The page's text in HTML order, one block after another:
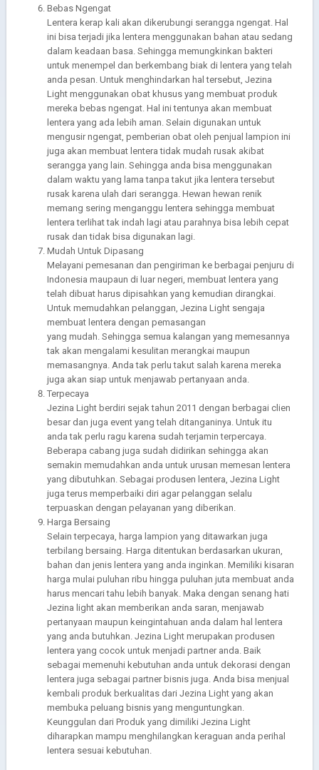
Bebas Ngengat
Lentera kerap kali akan dikerubungi serangga ngengat. Hal
ini bisa terjadi jika lentera menggunakan bahan atau sedang
dalam keadaan basa. Sehingga memungkinkan bakteri
untuk menempel dan berkembang biak di lentera yang telah
anda pesan. Untuk menghindarkan hal tersebut, Jezina
Light menggunakan obat khusus yang membuat produk
mereka bebas ngengat. Hal ini tentunya akan membuat
lentera yang ada lebih aman. Selain digunakan untuk
mengusir ngengat, pemberian obat oleh penjual lampion ini
juga akan membuat lentera tidak mudah rusak akibat
serangga yang lain. Sehingga anda bisa menggunakan
dalam waktu yang lama tanpa takut jika lentera tersebut
rusak karena ulah dari serangga. Hewan hewan renik
memang sering menganggu lentera sehingga membuat
lentera terlihat tak indah lagi atau parahnya bisa lebih cepat
rusak dan tidak bisa digunakan lagi.
Mudah Untuk Dipasang
Melayani pemesanan dan pengiriman ke berbagai penjuru di
Indonesia maupaun di luar negeri, membuat lentera yang
telah dibuat harus dipisahkan yang kemudian dirangkai.
Untuk memudahkan pelanggan, Jezina Light sengaja
membuat lentera dengan pemasangan
yang mudah. Sehingga semua kalangan yang memesannya
tak akan mengalami kesulitan merangkai maupun
memasangnya. Anda tak perlu takut salah karena mereka
juga akan siap untuk menjawab pertanyaan anda.
Terpecaya
Jezina Light berdiri sejak tahun 2011 dengan berbagai clien
besar dan juga event yang telah ditanganinya. Untuk itu
anda tak perlu ragu karena sudah terjamin terpercaya.
Beberapa cabang juga sudah didirikan sehingga akan
semakin memudahkan anda untuk urusan memesan lentera
yang dibutuhkan. Sebagai produsen lentera, Jezina Light
juga terus memperbaiki diri agar pelanggan selalu
terpuaskan dengan pelayanan yang diberikan.
Harga Bersaing
Selain terpecaya, harga lampion yang ditawarkan juga
terbilang bersaing. Harga ditentukan berdasarkan ukuran,
bahan dan jenis lentera yang anda inginkan. Memiliki kisaran
harga mulai puluhan ribu hingga puluhan juta membuat anda
harus mencari tahu lebih banyak. Maka dengan senang hati
Jezina light akan memberikan anda saran, menjawab
pertanyaan maupun keingintahuan anda dalam hal lentera
yang anda butuhkan. Jezina Light merupakan produsen
lentera yang cocok untuk menjadi partner anda. Baik
sebagai memenuhi kebutuhan anda untuk dekorasi dengan
lentera juga sebagai partner bisnis juga. Anda bisa menjual
kembali produk berkualitas dari Jezina Light yang akan
membuka peluang bisnis yang menguntungkan.
Keunggulan dari Produk yang dimiliki Jezina Light
diharapkan mampu menghilangkan keraguan anda perihal
lentera sesuai kebutuhan.